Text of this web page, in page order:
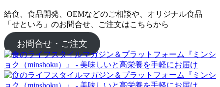
給食、食品開発、OEMなどのご相談や、オリジナル食品
「せといろ」のお問合せ、ご注文はこちらから
お問合せ・ご注文